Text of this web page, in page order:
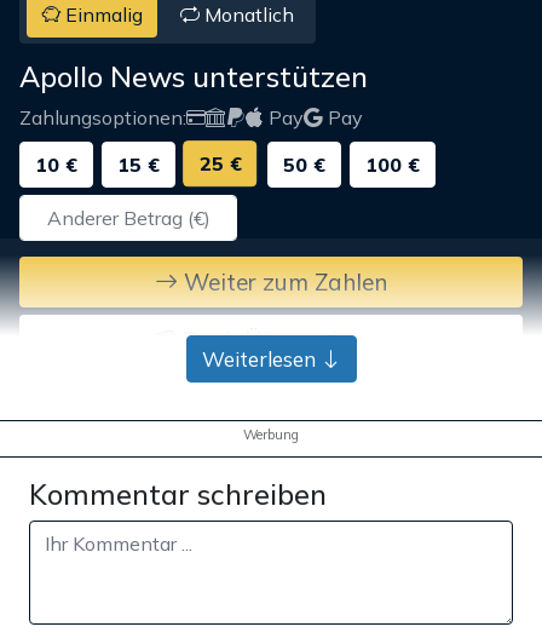
Einmalig Monatlich
Apollo News unterstützen
Zahlungsoptionen: Pay
Pay
10 €
15 € 25 € 50 € 100 €
Weiter zum Zahlen
Bank-Überweisung
Weiterlesen
Werbung
Kommentar schreiben